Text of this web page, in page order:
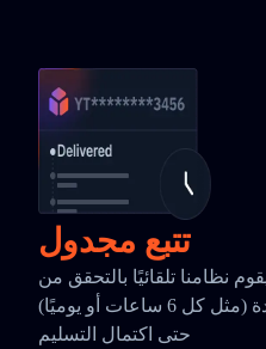
تتبع مجدول
نظامنا تلقائيًا بالتحقق من
حالة الشحنة على فترات محددة (مثل كل 6 ساعات أو يوميًا)
حتى اكتمال التسليم